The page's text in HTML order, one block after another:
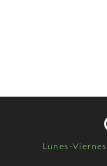
Lunes-Viernes